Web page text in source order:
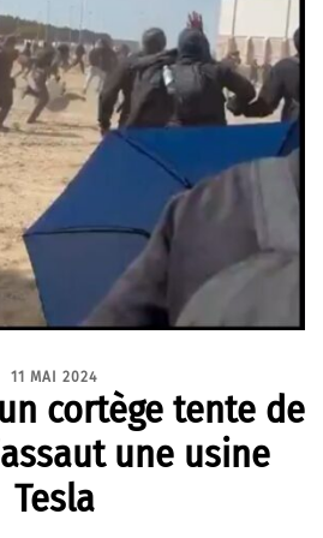
11 MAI 2024
cortège tente de
une usine
Tesla